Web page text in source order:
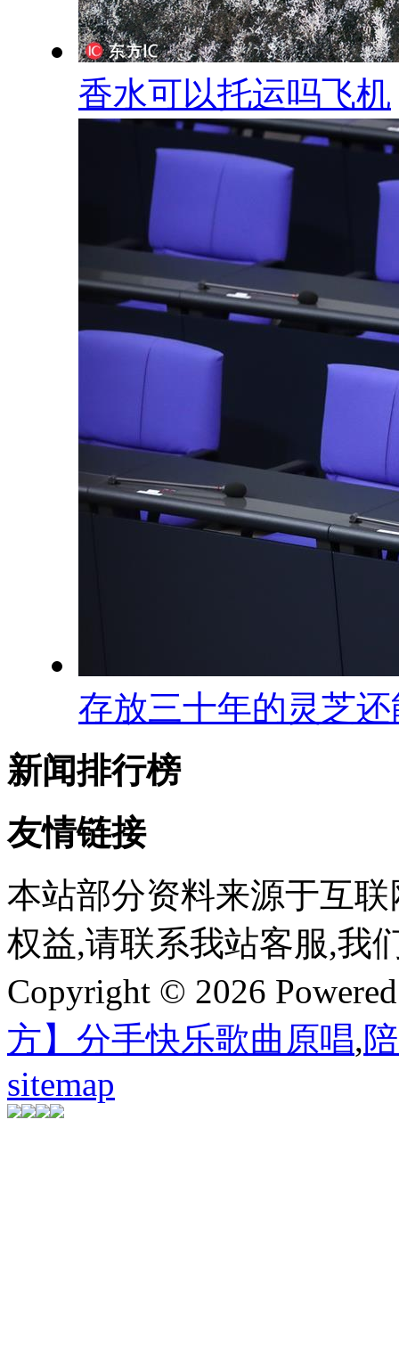
香水可以托运吗飞机
存放三十年的灵芝
新闻排行榜
友情链接
本站部分资料来源于互
权益,请联系我站客服,我
Copyright © 2026
方】分手快乐歌曲原唱,
sitemap